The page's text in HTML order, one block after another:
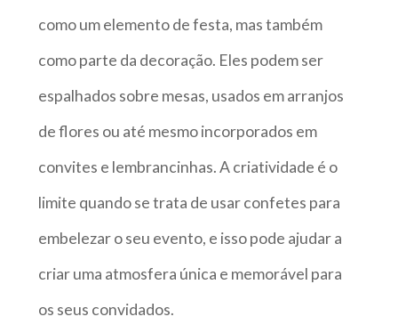
como um elemento de festa, mas também
como parte da decoração. Eles podem ser
espalhados sobre mesas, usados em arranjos
de flores ou até mesmo incorporados em
convites e lembrancinhas. A criatividade é o
limite quando se trata de usar confetes para
embelezar o seu evento, e isso pode ajudar a
criar uma atmosfera única e memorável para
os seus convidados.